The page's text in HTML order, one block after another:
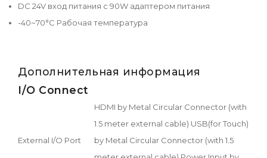
DC 24V вход питания с 90W адаптером питания
-40~70°C Рабочая температура
Дополнительная информация
I/O Connect
External I/O Port
HDMI by Metal Circular Connector (with
1.5 meter external cable) USB(for Touch)
by Metal Circular Connector (with 1.5